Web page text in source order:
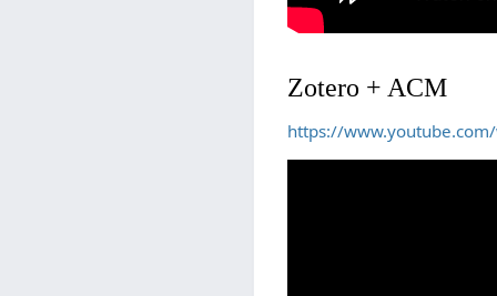
Zotero + ACM
https://www.youtube.com/